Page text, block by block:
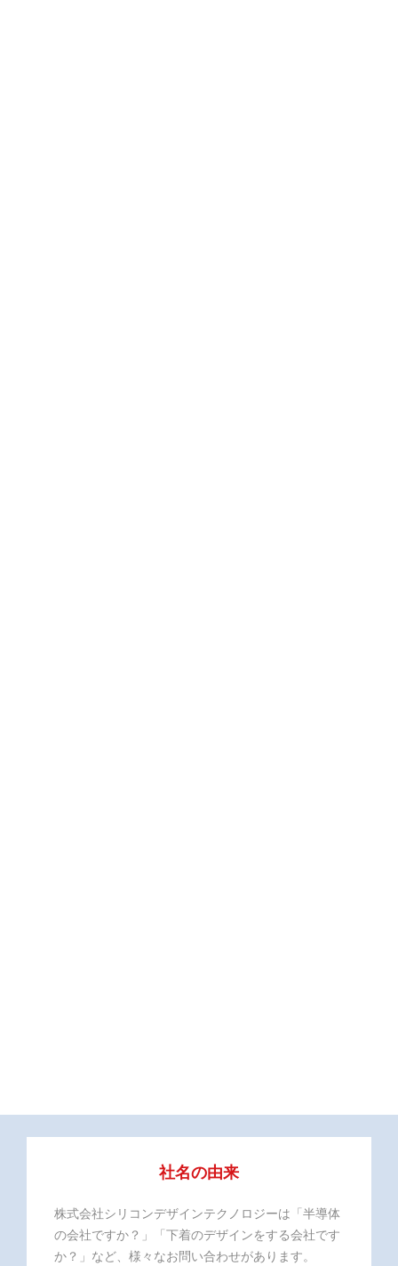
社名の由来
株式会社シリコンデザインテクノロジーは「半導体
の会社ですか？」「下着のデザインをする会社です
か？」など、様々なお問い合わせがあります。